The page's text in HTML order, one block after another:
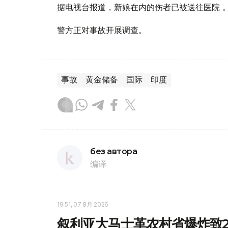
据电视台报道，新娘在内的伤者已被送往医院 。
警方正对事故开展调查。
事故 黄金储备 国际 印度
без автора
编译
19:51, 07 8月 2026
叙利亚大马士革农村省爆炸致